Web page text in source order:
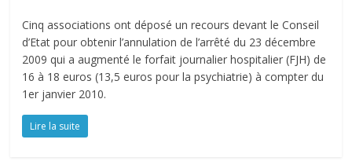
Cinq associations ont déposé un recours devant le Conseil
d’Etat pour obtenir l’annulation de l’arrêté du 23 décembre
2009 qui a augmenté le forfait journalier hospitalier (FJH) de
16 à 18 euros (13,5 euros pour la psychiatrie) à compter du
1er janvier 2010.
Lire la suite